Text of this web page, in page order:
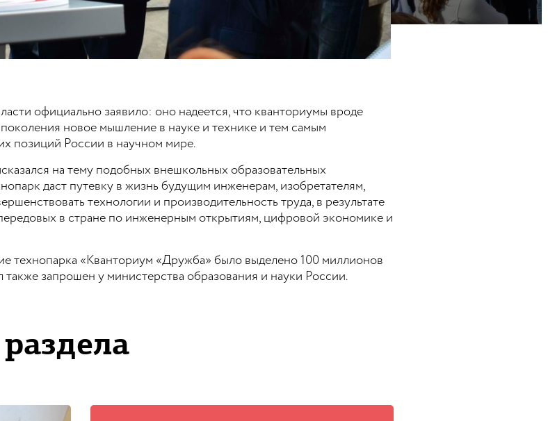
официально заявило: оно надеется, что кванториумы вроде
новое мышление в науке и технике и тем самым
позиций России в научном мире.
на тему подобных внешкольных образовательных
даст путевку в жизнь будущим инженерам, изобретателям,
технологии и производительность труда, в результате
в стране по инженерным открытиям, цифровой экономике и
технопарка «Кванториум «Дружба» было выделено 100 миллионов
запрошен у министерства образования и науки России.